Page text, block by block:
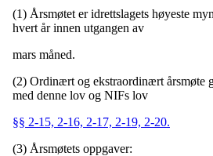
(1) Årsmøtet er idrettslagets høyeste
hvert år innen utgangen av
mars måned.
(2) Ordinært og ekstraordinært årsmøte
med denne lov og NIFs lov
§§ 2-15, 2-16, 2-17, 2-19, 2-20.
(3) Årsmøtets oppgaver: